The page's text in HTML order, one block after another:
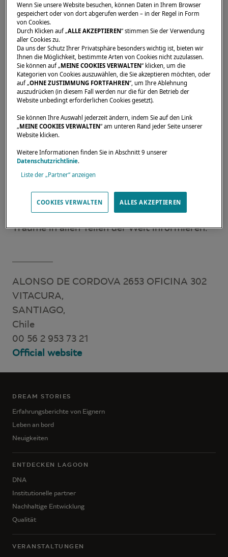
Erwartungen und Bedürfnisse zu erfüllen. Sie
können Sie über den Lagoon-Katamaran Ihrer
Träume in allen Teilen der Welt informieren.
ALONSO DE CORDOVA 2653 OFICINA 302
VITACURA,
SANTIAGO,
Chile
00 56 2 953 73 21
Official website
DREAM STORIES
Erfahrungsberichte von Eignern
Leben an bord
Neuigkeiten
ENTDECKEN LAGOON
DNA
Institutionelle partner
Nachhaltige Entwicklung
Qualität
VERANSTALTUNGEN
Wenn Sie unsere Website besuchen, können Daten in Ihrem Browser
gespeichert oder von dort abgerufen werden – in der Regel in Form
von Cookies.
Durch Klicken auf „ALLE AKZEPTIEREN“ stimmen Sie der Verwendung
aller Cookies zu.
Da uns der Schutz Ihrer Privatsphäre besonders wichtig ist, bieten wir
Ihnen die Möglichkeit, bestimmte Arten von Cookies nicht zuzulassen.
Sie können auf „MEINE COOKIES VERWALTEN“ klicken, um die
Kategorien von Cookies auszuwählen, die Sie akzeptieren möchten, oder
auf „OHNE ZUSTIMMUNG FORTFAHREN“, um Ihre Ablehnung
auszudrücken (in diesem Fall werden nur die für den Betrieb der
Website unbedingt erforderlichen Cookies gesetzt).
Sie können Ihre Auswahl jederzeit ändern, indem Sie auf den Link
„MEINE COOKIES VERWALTEN“ am unteren Rand jeder Seite unserer
Website klicken.
Weitere Informationen finden Sie in Abschnitt 9 unserer
Datenschutzrichtlinie.
Liste der „Partner“ anzeigen
COOKIES VERWALTEN ALLES AKZEPTIEREN